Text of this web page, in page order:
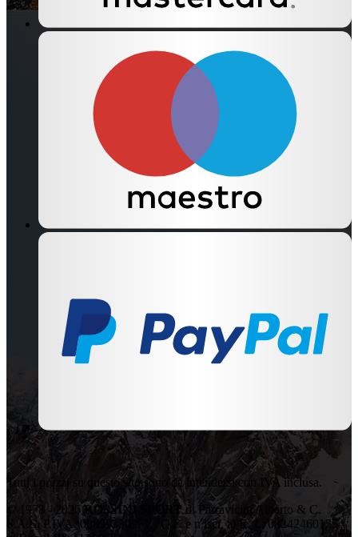
Tutti i prezzi su questo sito sono da intendersi con IVA inclusa.
© 1978 - 2026ROSSINI SPORT di Parravicini Alberto & C.
S.A.S. P.IVA: 00899350961 - C.F. e n.iscr. al R. I.: 08242460155 -